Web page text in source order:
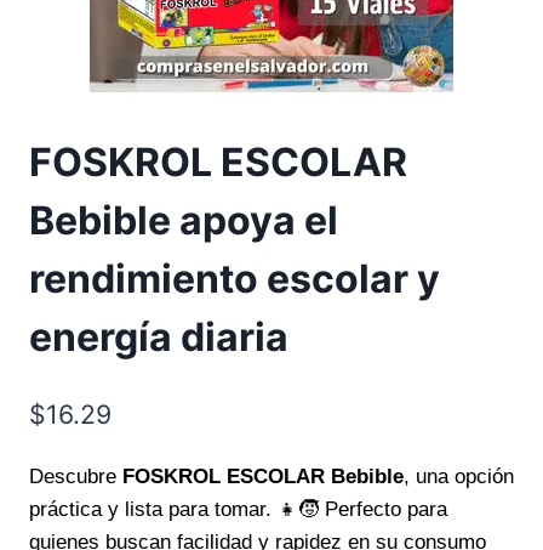
FOSKROL ESCOLAR
Bebible apoya el
rendimiento escolar y
energía diaria
$16.29
Descubre FOSKROL ESCOLAR Bebible, una opción
práctica y lista para tomar. 👧🧒 Perfecto para
quienes buscan facilidad y rapidez en su consumo